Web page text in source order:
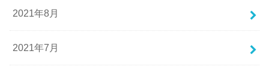
2021年8月
2021年7月